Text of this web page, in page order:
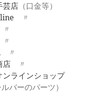
芸店 （口金等）
〃
〃
〃
〃
店 〃
ンラインショップ
ルバーのパーツ）